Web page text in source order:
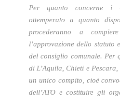
Per quanto concerne i
ottemperato a quanto
procederanno a
l’approvazione dello statuto
del consiglio comunale. Per
di L’Aquila, Chieti e
un unico compito, cioè
dell’ATO e costituire gli